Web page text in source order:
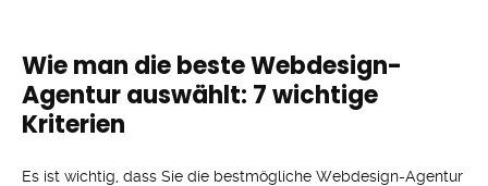
Wie man die beste Webdesign-
Agentur auswählt: 7 wichtige
Kriterien
Es ist wichtig, dass Sie die bestmögliche Webdesign-Agentur